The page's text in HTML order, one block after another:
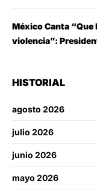
México Canta “Que
violencia”:
HISTORIAL
agosto 2026
julio 2026
junio 2026
mayo 2026